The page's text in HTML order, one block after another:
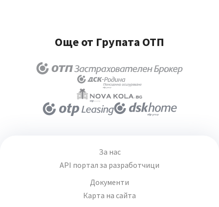
Още от Групата ОТП
За нас
API портал за разработчици
Документи
Карта на сайта